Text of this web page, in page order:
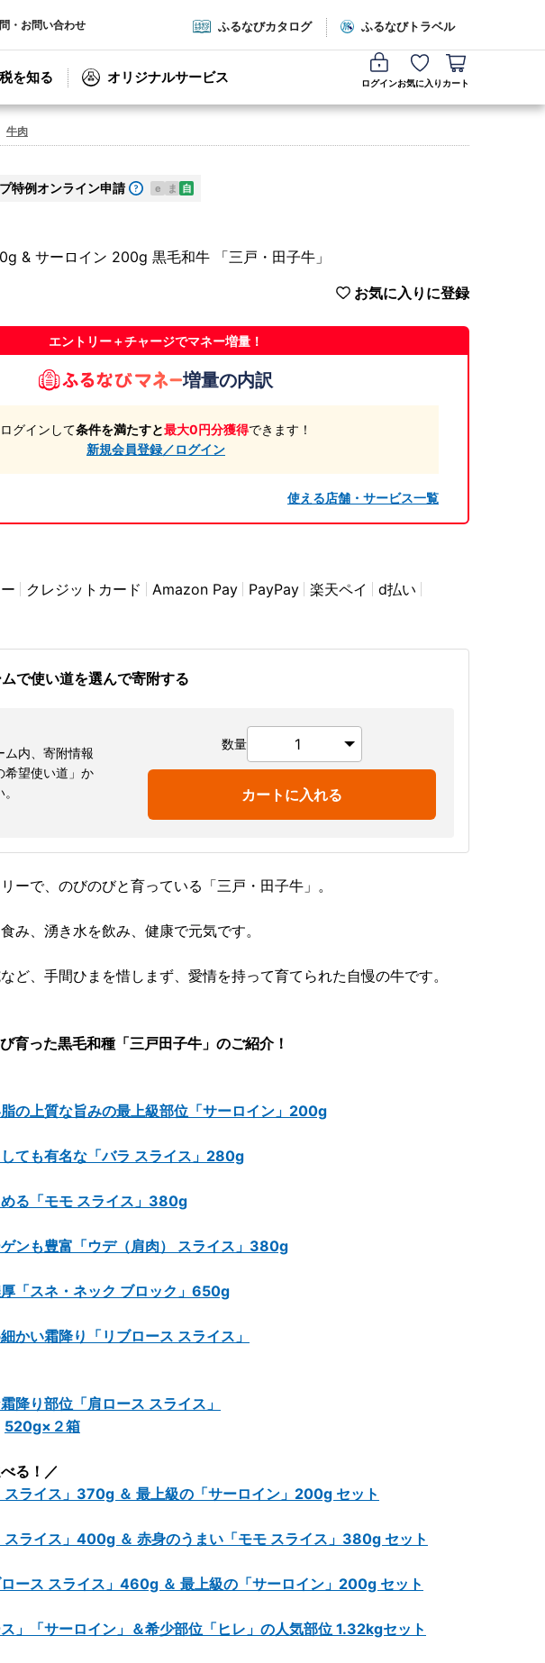
・お問い合わせ ふるなびカタログ ふるなびトラベル
を知る オリジナルサービス ログインお気に入り カート
牛肉
特例オンライン申請 e ま 自
& サーロイン 200g 黒毛和牛 「三戸・田子牛」
お気に入りに登録
エントリー＋チャージでマネー増量！
増量の内訳
ログインして条件を満たすと最大0円分獲得できます！
新規会員登録／ログイン
使える店舗・サービス一覧
クレジットカード Amazon Pay PayPay 楽天ペイ
d払い
で使い道を選んで寄附する
ム内、寄附情報
希望使い道」か
数量
カートに入れる
ーで、のびのびと育っている「三戸・田子牛」。
み、湧き水を飲み、健康で元気です。
ど、手間ひまを惜しまず、愛情を持って育てられた自慢の牛です。
育った黒毛和種「三戸田子牛」のご紹介！
の上質な旨みの最上級部位「サーロイン」200g
ても有名な「バラ スライス」280g
る「モモ スライス」380g
ンも豊富「ウデ（肩肉） スライス」380g
「スネ・ネック ブロック」650g
かい霜降り「リブロース スライス」
降り部位「肩ロース スライス」
520g×２箱
る！／
スライス」370g ＆ 最上級の「サーロイン」200g セット
スライス」400g ＆ 赤身のうまい「モモ スライス」380g セット
ース スライス」460g ＆ 最上級の「サーロイン」200g セット
ス」「サーロイン」＆希少部位「ヒレ」の人気部位 1.32kgセット